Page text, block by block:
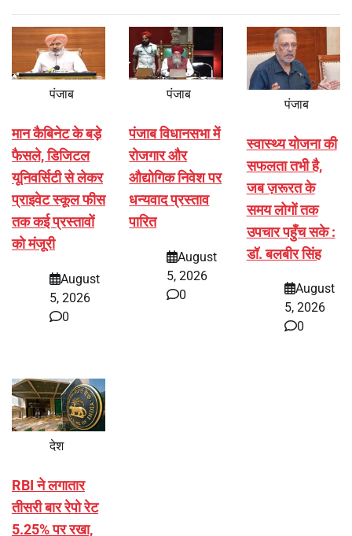
पंजाब
मान कैबिनेट के बड़े
फैसले, डिजिटल
यूनिवर्सिटी से लेकर
प्राइवेट स्कूल फीस
तक कई प्रस्तावों
को मंजूरी
August
5, 2026
0
पंजाब
पंजाब विधानसभा में
रोजगार और
औद्योगिक निवेश पर
धन्यवाद प्रस्ताव
पारित
August
5, 2026
0
पंजाब
स्वास्थ्य योजना की
सफलता तभी है,
जब ज़रूरत के
समय लोगों तक
उपचार पहुँच सके :
डॉ. बलबीर सिंह
August
5, 2026
0
देश
RBI ने लगातार
तीसरी बार रेपो रेट
5.25% पर रखा,